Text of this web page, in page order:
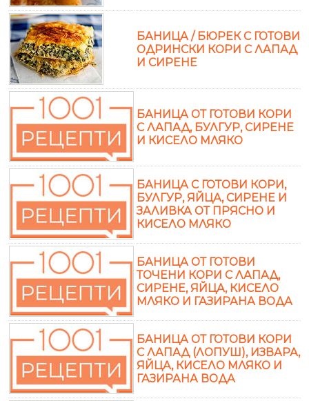
БАНИЦА / БЮРЕК С ГОТОВИ
ОДРИНСКИ КОРИ С ЛАПАД
И СИРЕНЕ
БАНИЦА ОТ ГОТОВИ КОРИ
С ЛАПАД, БУЛГУР, СИРЕНЕ
И КИСЕЛО МЛЯКО
БАНИЦА С ГОТОВИ КОРИ,
БУЛГУР, ЯЙЦА, СИРЕНЕ И
ЗАЛИВКА ОТ ПРЯСНО И
КИСЕЛО МЛЯКО
БАНИЦА ОТ ГОТОВИ
ТОЧЕНИ КОРИ С ЛАПАД,
СИРЕНЕ, ЯЙЦА, КИСЕЛО
МЛЯКО И ГАЗИРАНА ВОДА
БАНИЦА ОТ ГОТОВИ КОРИ
С ЛАПАД (ЛОПУШ), ИЗВАРА,
ЯЙЦА, КИСЕЛО МЛЯКО И
ГАЗИРАНА ВОДА